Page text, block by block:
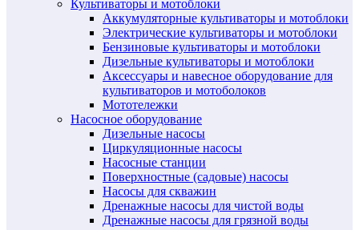
Культиваторы и мотоблоки
Аккумуляторные культиваторы и мотоблоки
Электрические культиваторы и мотоблоки
Бензиновые культиваторы и мотоблоки
Дизельные культиваторы и мотоблоки
Аксессуары и навесное оборудование для
культиваторов и мотоболоков
Мототележки
Насосное оборудование
Дизельные насосы
Циркуляционные насосы
Насосные станции
Поверхностные (садовые) насосы
Насосы для скважин
Дренажные насосы для чистой воды
Дренажные насосы для грязной воды